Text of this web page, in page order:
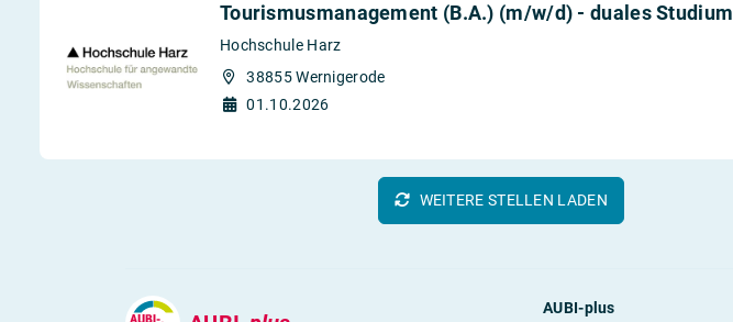
Tourismusmanagement (B.A.) (m/w/d) - duales Studium
Hochschule Harz
38855 Wernigerode
01.10.2026
WEITERE STELLEN LADEN
AUBI-plus